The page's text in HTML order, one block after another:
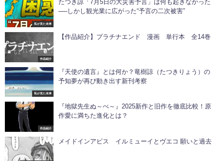
私が見た未来
たつき諒「7月5日の大災害予言」は何も起きなかった
──しかし観光業に広がった“予言の二次被害”
作品紹介
【作品紹介】プラチナエンド 漫画 単行本 全14巻
私が見た未来
『天使の遺言』とは何か？竜樹諒（たつきりょう）の
予知夢が再び動き出す新刊考察
作品紹介
『地獄先生ぬ～べ～』2025新作と旧作を徹底比較！原
作愛に満ちた進化とは？
メイドインアビス イルミューイとヴエコ 願いと過去